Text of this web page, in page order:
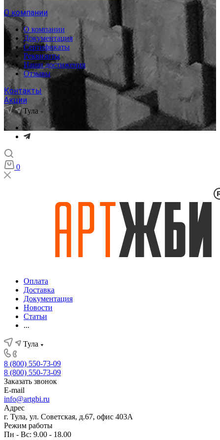
О компании
О компании
Документация
Сертификаты
Реквизиты
Наши достижения
Отзывы
Контакты
Акции
Тула
0
Оплата
Доставка
Документация
Новости
Статьи
...
Тула
8 (800) 550-73-09
8 (800) 550-73-09
Заказать звонок
E-mail
info@artgbi.ru
Адрес
г. Тула, ул. Советская, д.67, офис 403А
Режим работы
Пн - Вс: 9.00 - 18.00